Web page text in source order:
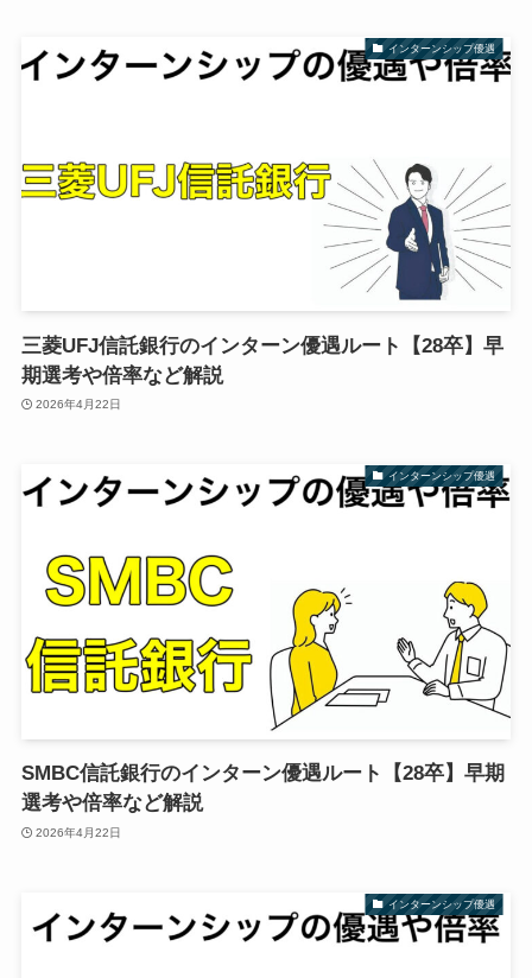
インターンシップ優遇
三菱UFJ信託銀行のインターン優遇ルート【28卒】早
期選考や倍率など解説
2026年4月22日
インターンシップ優遇
SMBC信託銀行のインターン優遇ルート【28卒】早期
選考や倍率など解説
2026年4月22日
インターンシップ優遇